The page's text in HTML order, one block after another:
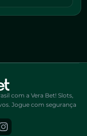
com a Vera Bet! Slots,
Jogue com segurança